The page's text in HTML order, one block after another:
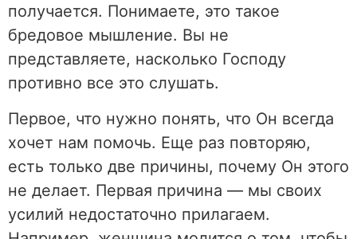
получается. Понимаете, это такое
бредовое мышление. Вы не
представляете, насколько Господу
противно все это слушать.
Первое, что нужно понять, что Он всегда
хочет нам помочь. Еще раз повторяю,
есть только две причины, почему Он этого
не делает. Первая причина — мы своих
усилий недостаточно прилагаем.